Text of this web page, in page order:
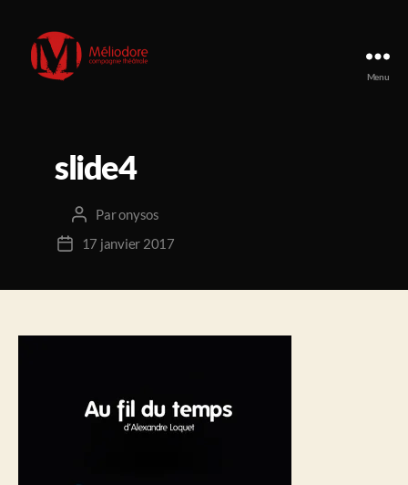
Menu
slide4
Auteur
de
l’article
Paronysos
Date17 janvier 2017